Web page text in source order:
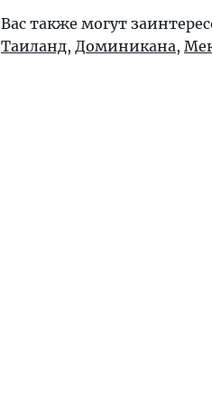
Вас также могут
Таиланд, Доминикана,